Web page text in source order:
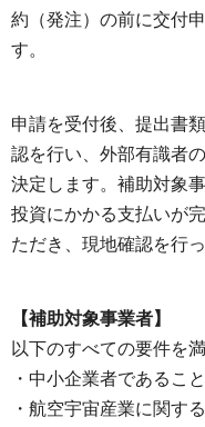
約（発注）の前に交付
す。
申請を受付後、提出書
認を行い、外部有識者
決定します。補助対象
投資にかかる支払いが
ただき、現地確認を行
【補助対象事業者】
以下のすべての要件を
・中小企業者であること
・航空宇宙産業に関す